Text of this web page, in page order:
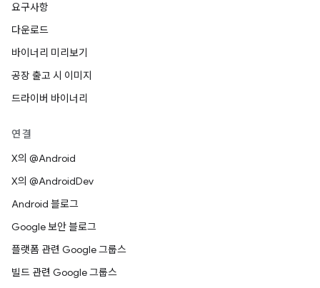
요구사항
다운로드
바이너리 미리보기
공장 출고 시 이미지
드라이버 바이너리
연결
X의 @Android
X의 @AndroidDev
Android 블로그
Google 보안 블로그
플랫폼 관련 Google 그룹스
빌드 관련 Google 그룹스